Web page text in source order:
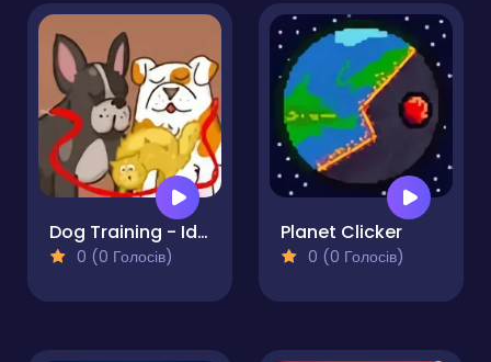
Dog Training - Idle Clicker
0 (0 Голосів)
Planet Clicker
0 (0 Голосів)